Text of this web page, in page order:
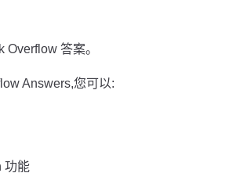
Overflow 答案。
Answers,您可以:
功能